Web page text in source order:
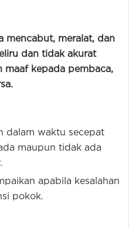
mencabut, meralat, dan
dan tidak akurat
maaf kepada pembaca,
dalam waktu secepat
maupun tidak ada
apabila kesalahan
pokok.